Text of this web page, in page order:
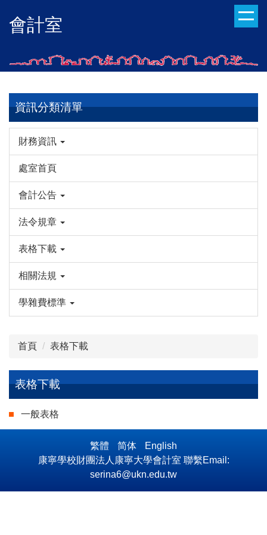
到
內
區
會計室
資訊分類清單
財務資訊
處室首頁
會計公告
法令規章
表格下載
相關法規
學雜費標準
首頁 表格下載
表格下載
一般表格
繁體 简体
English
康寧學校財團法人康寧大學會計室 聯繫Email:
serina6@ukn.edu.tw